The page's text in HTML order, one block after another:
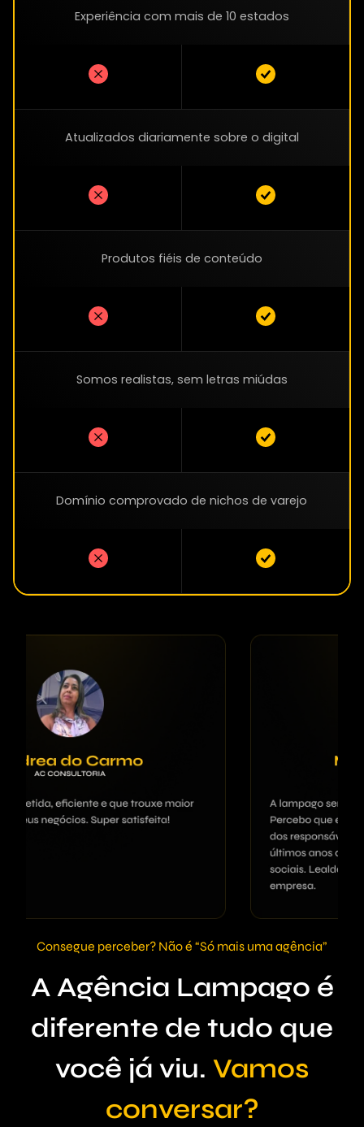
Experiência com mais de 10 estados
Atualizados diariamente sobre o digital
Produtos fiéis de conteúdo
Somos realistas, sem letras miúdas
Domínio comprovado de nichos de varejo
Consegue perceber? Não é “Só mais uma agência”
A Agência Lampago é
diferente de tudo que
você já viu. Vamos
conversar?